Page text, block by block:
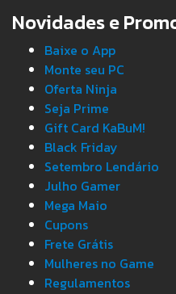
Novidades e
Baixe o App
Monte seu PC
Oferta Ninja
Seja Prime
Gift Card KaBuM!
Black Friday
Setembro Lendário
Julho Gamer
Mega Maio
Cupons
Frete Grátis
Mulheres no Game
Regulamentos